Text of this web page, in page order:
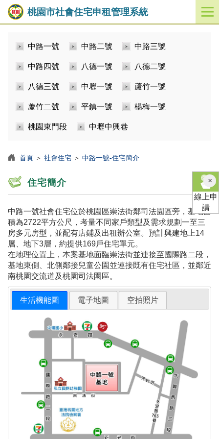
桃園市社會住宅申租管理系統
開
啟
中路一號 中路二號 中路三號
中路四號 八德一號 八德二號
八德三號 中壢一號 蘆竹一號
蘆竹二號 平鎮一號 楊梅一號
桃園東門段 中壢中興巷
首頁 ＞ 社會住宅 ＞ 中路一號-住宅簡介
住宅簡介
中路一號社會住宅位於桃園區崇法街鄰司法園區旁，基地面
積為2722平方公尺，考量不同家戶類型及需求規劃一至三
房多元房型，並配有店鋪及出租辦公室。預計興建地上14
層、地下3層，約提供169戶住宅單元。
在地理位置上，本案基地面臨崇法街並連接至國際路二段，
基地東側、北側鄰接兒童公園並連接既有住宅社區，並鄰近
南桃園交流道及桃園司法園區。
生活機能圖 電子地圖 空拍照片
×關
閉
線上申
請